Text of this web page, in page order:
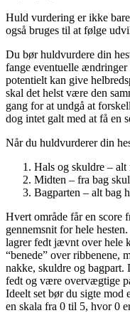
Huld vurdering er ikke
også bruges til at følge
Du bør huldvurdere din
fange eventuelle
potentielt kan give
skal det helst være den
gang for at undgå at
dog intet galt med at få en
Når du huldvurderer din
Hals og skuldre –
Midten – fra bag
Bagparten – alt bag
Hvert område får en score
gennemsnit for hele
lagrer fedt jævnt over hele
“benede” over ribbenene,
nakke, skuldre og bagpart.
fedt og være overvægtige
Ideelt set bør du sigte mod
en skala fra 0 til 5, hvor 0